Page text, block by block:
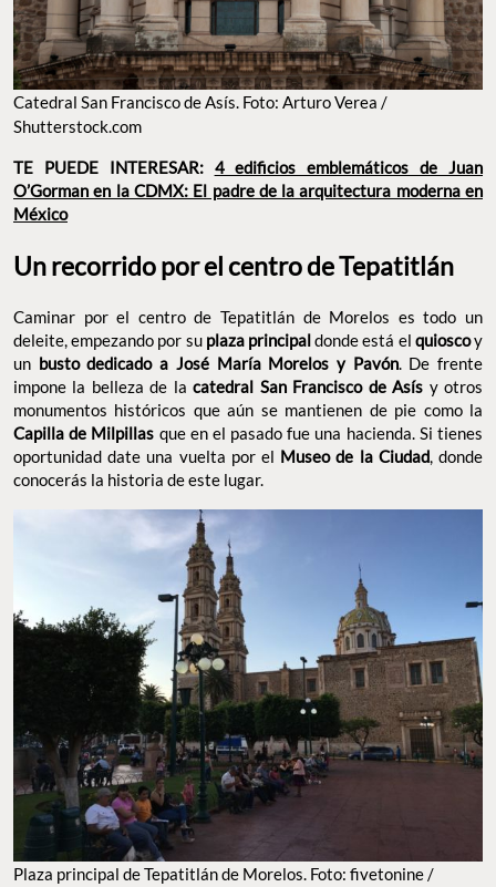
Catedral San Francisco de Asís. Foto: Arturo Verea /
Shutterstock.com
TE PUEDE INTERESAR: 4 edificios emblemáticos de Juan
O’Gorman en la CDMX: El padre de la arquitectura moderna en
México
Un recorrido por el centro de Tepatitlán
Caminar por el centro de Tepatitlán de Morelos es todo un
deleite, empezando por su plaza principaldonde está el quioscoy
un busto dedicado a José María Morelos y Pavón. De frente
impone la belleza de la catedral San Francisco de Asís y otros
monumentos históricos que aún se mantienen de pie como la
Capilla de Milpillas que en el pasado fue una hacienda. Si tienes
oportunidad date una vuelta por el Museo de la Ciudad, donde
conocerás la historia de este lugar.
Plaza principal de Tepatitlán de Morelos. Foto: fivetonine /